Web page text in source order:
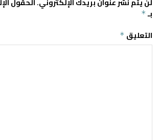
بـ *
التعليق *